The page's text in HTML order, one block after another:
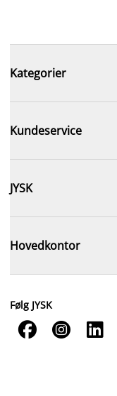
Kategorier
Kundeservice
JYSK
Hovedkontor
Følg JYSK
  